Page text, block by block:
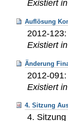
Existiert in
Auflösung
2012-
Existiert in
Änderung
2012-
Existiert in
4. Sitzung
4.